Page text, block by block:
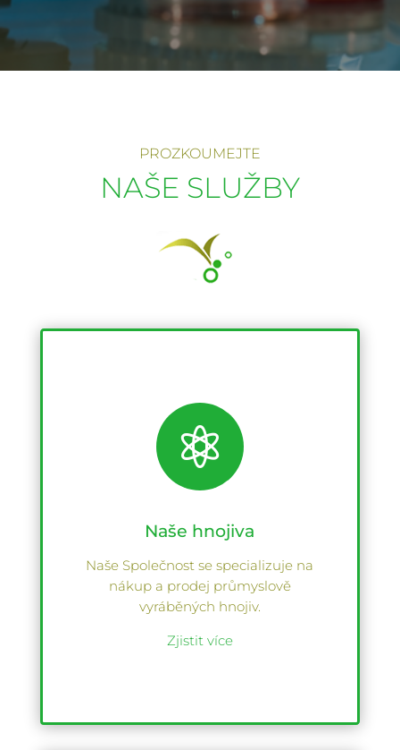
PROZKOUMEJTE
NAŠE SLUŽBY

Naše hnojiva
Naše Společnost se specializuje na
nákup a prodej průmyslově
vyráběných hnojiv.
Zjistit více